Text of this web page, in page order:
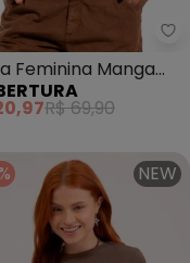
Blusa (Marrom
Feminina Manga
(Marrom)
R$ 69,90
NEW